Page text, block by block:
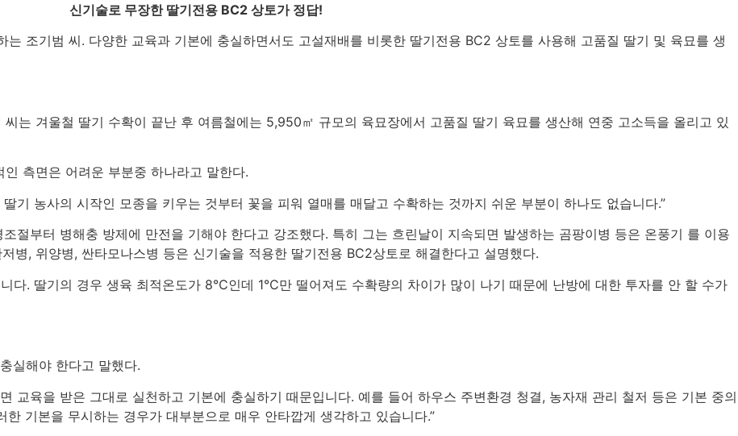
신기술로 무장한 딸기전용 BC2 상토가 정답!
는 조기범 씨. 다양한 교육과 기본에 충실하면서도 고설재배를 비롯한 딸기전용 BC2 상토를 사용해 고품질 딸기 및 육묘를 생
는 겨울철 딸기 수확이 끝난 후 여름철에는 5,950㎡ 규모의 육묘장에서 고품질 딸기 육묘를 생산해 연중 고소득을 올리고 있
측면은 어려운 부분중 하나라고 말한다.
딸기 농사의 시작인 모종을 키우는 것부터 꽃을 피워 열매를 매달고 수확하는 것까지 쉬운 부분이 하나도 없습니다.”
절부터 병해충 방제에 만전을 기해야 한다고 강조했다. 특히 그는 흐린날이 지속되면 발생하는 곰팡이병 등은 온풍기 를 이용
병, 위양병, 싼타모나스병 등은 신기술을 적용한 딸기전용 BC2상토로 해결한다고 설명했다.
다. 딸기의 경우 생육 최적온도가 8℃인데 1℃만 떨어져도 수확량의 차이가 많이 나기 때문에 난방에 대한 투자를 안 할 수가
실해야 한다고 말했다.
교육을 받은 그대로 실천하고 기본에 충실하기 때문입니다. 예를 들어 하우스 주변환경 청결, 농자재 관리 철저 등은 기본 중의
한 기본을 무시하는 경우가 대부분으로 매우 안타깝게 생각하고 있습니다.”